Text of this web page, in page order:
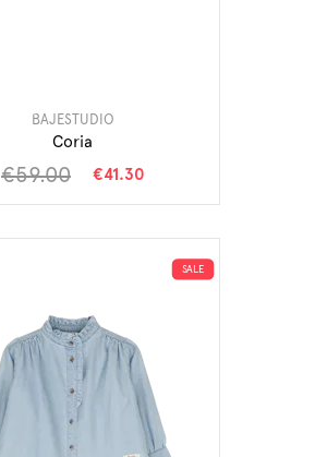
BAJESTUDIO
Coria
€59.00 €41.30
SALE